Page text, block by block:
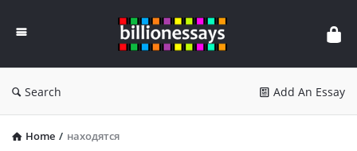
Essays
Search Add An Essay
Home / находятся